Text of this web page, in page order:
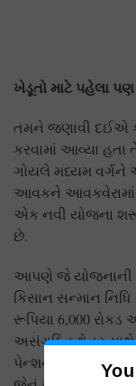
ખેડૂતો માટે પહેલા
તમને જણાવી દઈએ
કરવામાં આવ્યા હતા
ગોયલે મધ્યમ વર્ગને
આવકને
એક નવી યોજના શરૂ
છે.
આપણે જે યોજનાની
કિસાન સન્માન
રૂપિયા 6,000
અસંગઠિત ક્ષેત્ર સાથે
પેન્શનમાં સરકારી